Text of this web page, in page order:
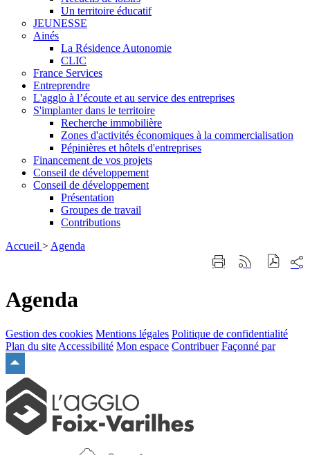
Un territoire éducatif
JEUNESSE
Ainés
La Résidence Autonomie
CLIC
France Services
Entreprendre
L'agglo à l’écoute et au service des entreprises
S'implanter dans le territoire
Recherche immobilière
Zones d'activités économiques à la commercialisation
Pépinières et hôtels d'entreprises
Financement de vos projets
Conseil de développement
Conseil de développement
Présentation
Groupes de travail
Contributions
Accueil > Agenda
ImprimerGénérer
sur
Agenda
Gestion des cookies Mentions légales Politique de confidentialité
Plan du site Accessibilité Mon espace Contribuer Façonné par
haut
du
site